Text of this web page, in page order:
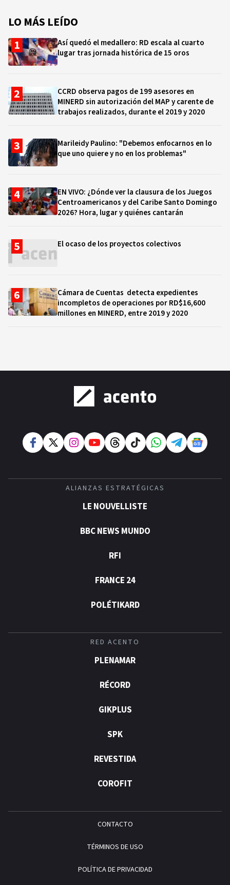
LO MÁS LEÍDO
Así quedó el medallero: RD escala al cuarto
lugar tras jornada histórica de 15 oros
CCRD observa pagos de 199 asesores en
MINERD sin autorización del MAP y carente de
trabajos realizados, durante el 2019 y 2020
Marileidy Paulino: "Debemos enfocarnos en lo
que uno quiere y no en los problemas"
EN VIVO: ¿Dónde ver la clausura de los Juegos
Centroamericanos y del Caribe Santo Domingo
2026? Hora, lugar y quiénes cantarán
El ocaso de los proyectos colectivos
Cámara de Cuentas detecta expedientes
incompletos de operaciones por RD$16,600
millones en MINERD, entre 2019 y 2020
ALIANZAS ESTRATÉGICAS
LE NOUVELLISTE
BBC NEWS MUNDO
RFI
FRANCE 24
POLÉTIKARD
RED ACENTO
PLENAMAR
RÉCORD
GIKPLUS
SPK
REVESTIDA
COROFIT
CONTACTO
TÉRMINOS DE USO
POLÍTICA DE PRIVACIDAD